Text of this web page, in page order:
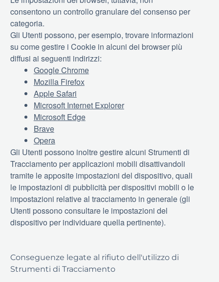
consentono un controllo granulare del consenso per
categoria.
Gli Utenti possono, per esempio, trovare informazioni
su come gestire i Cookie in alcuni dei browser più
diffusi ai seguenti indirizzi:
Google Chrome
Mozilla Firefox
Apple Safari
Microsoft Internet Explorer
Microsoft Edge
Brave
Opera
Gli Utenti possono inoltre gestire alcuni Strumenti di
Tracciamento per applicazioni mobili disattivandoli
tramite le apposite impostazioni del dispositivo, quali
le impostazioni di pubblicità per dispositivi mobili o le
impostazioni relative al tracciamento in generale (gli
Utenti possono consultare le impostazioni del
dispositivo per individuare quella pertinente).
Conseguenze legate al rifiuto dell'utilizzo di
Strumenti di Tracciamento